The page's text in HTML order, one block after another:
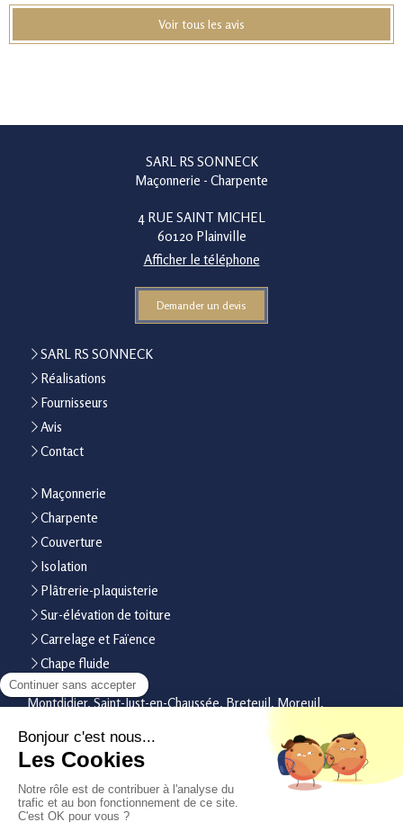
Voir tous les avis
SARL RS SONNECK
Maçonnerie - Charpente
4 RUE SAINT MICHEL
60120 Plainville
Afficher le téléphone
Demander un devis
SARL RS SONNECK
Réalisations
Fournisseurs
Avis
Contact
Maçonnerie
Charpente
Couverture
Isolation
Plâtrerie-plaquisterie
Sur-élévation de toiture
Carrelage et Faïence
Chape fluide
Montdidier, Saint-Just-en-Chaussée, Breteuil, Moreuil,
Longueau, Camon, Margny-lès-Compiègne
Plan du site
Mentions légales